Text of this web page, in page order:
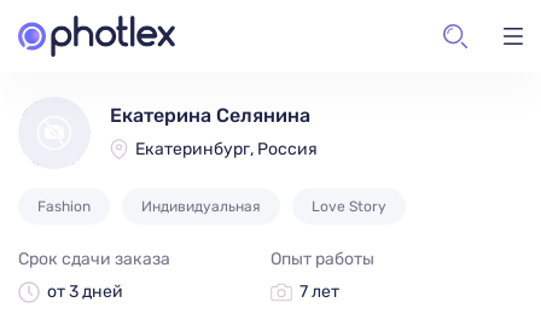
Екатерина Селянина
Екатеринбург, Россия
Fashion Индивидуальная Love Story
Срок сдачи заказа
от 3 дней
Опыт работы
7 лет